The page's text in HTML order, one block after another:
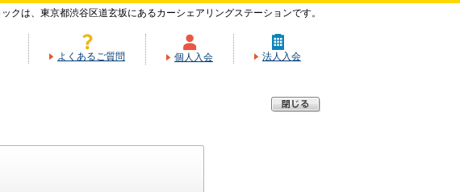
クは、東京都渋谷区道玄坂にあるカーシェアリングステーションです。
よくあるご質問 個人入会 法人入会